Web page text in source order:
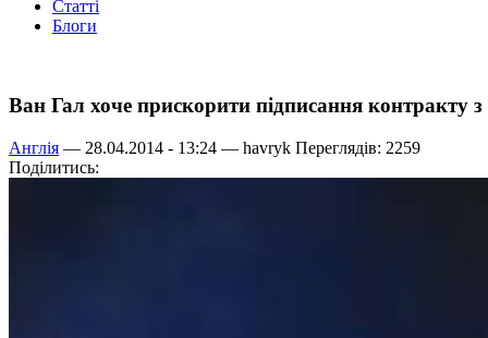
Статті
Блоги
Ван Гал хоче прискорити підписання
Англія — 28.04.2014 - 13:24 — havryk Переглядів: 2259
Поділитись: